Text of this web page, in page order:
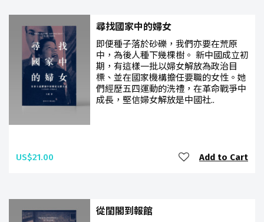
尋找國家中的婦女
即便種子落於砂礫，我們亦要在荒原
中，為後人種下幾棵樹。 新中國成立初
期，有這樣一批以婦女解放為政治目
標、並在國家機構擔任要職的女性。她
們經歷五四運動的洗禮，在革命戰爭中
成長，堅信婦女解放是中國社..
US$21.00 Add to Cart
從閨閣到報館